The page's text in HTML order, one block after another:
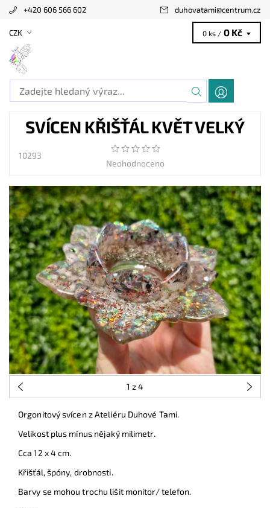
+420 606 566 602 duhovatami@centrum.cz
CZK 0 ks / 0 Kč
SVÍCEN KŘIŠŤÁL KVĚT VELKÝ
10293
Neohodnoceno
1 z 4
Orgonitový svícen z Ateliéru Duhové Tami.
Velikost plus mínus nějaký milimetr.
Cca 12 x 4 cm.
Křišťál, špóny, drobnosti.
Barvy se mohou trochu lišit monitor/ telefon.